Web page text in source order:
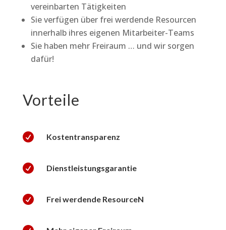
vereinbarten Tätigkeiten
Sie verfügen über frei werdende Resourcen
innerhalb ihres eigenen Mitarbeiter-Teams
Sie haben mehr Freiraum … und wir sorgen
dafür!
Vorteile
 Kostentransparenz
 Dienstleistungsgarantie
 Frei werdende ResourceN